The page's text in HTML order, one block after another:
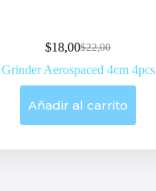
$22,00
Original
price
was:
$18,00Current
price
is:
Grinder Aerospaced 4cm 4pcs
Añadir al carrito